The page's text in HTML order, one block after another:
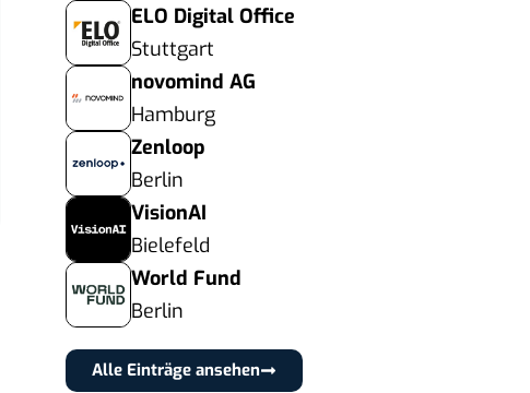
ELO Digital Office
Stuttgart
novomind AG
Hamburg
Zenloop
Berlin
VisionAI
Bielefeld
World Fund
Berlin
Alle Einträge ansehen